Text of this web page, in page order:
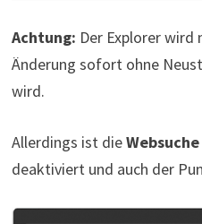
Achtung: Der Explorer
Änderung sofort ohne
wird.
Allerdings ist dieWebsuche
deaktiviert und auch der